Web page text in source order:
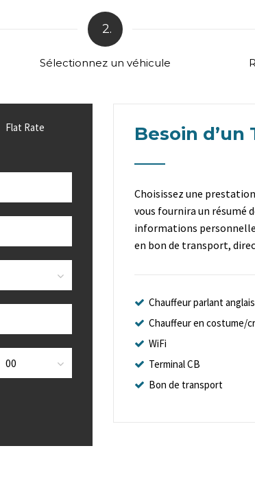
2.
Sélectionnez un véhicule
Flat Rate Besoin d’un
Choisissez une
vous fournira un résumé
informations
en bon de transport,
Chauffeur parlant anglais
Chauffeur en costume/
WiFi
Terminal CB
Bon de transport